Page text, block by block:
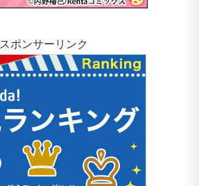
スポンサーリンク